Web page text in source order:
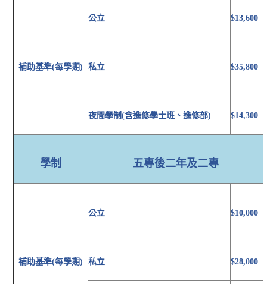
補助基準(每學期)
公立 $13,600
私立 $35,800
夜間學制(含進修學士班、進修部) $14,300
學制 五專後二年及二專
補助基準(每學期)
公立 $10,000
私立 $28,000